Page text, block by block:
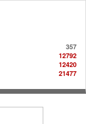
357
12792
12420
21477